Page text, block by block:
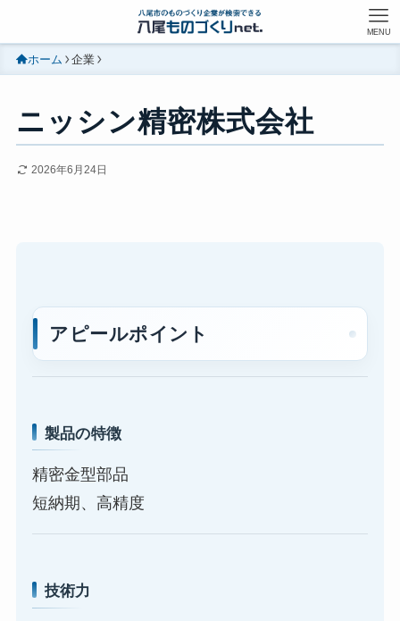
MENU
ホーム 企業
ニッシン精密株式会社
2026年6月24日
アピールポイント
製品の特徴
精密金型部品
短納期、高精度
技術力